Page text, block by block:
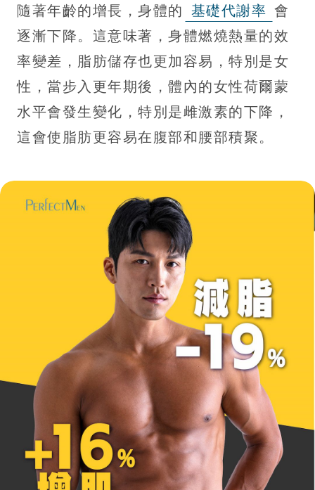
隨著年齡的增長，身體的 基礎代謝率 會
逐漸下降。這意味著，身體燃燒熱量的效
率變差，脂肪儲存也更加容易，特別是女
性，當步入更年期後，體內的女性荷爾蒙
水平會發生變化，特別是雌激素的下降，
這會使脂肪更容易在腹部和腰部積聚。